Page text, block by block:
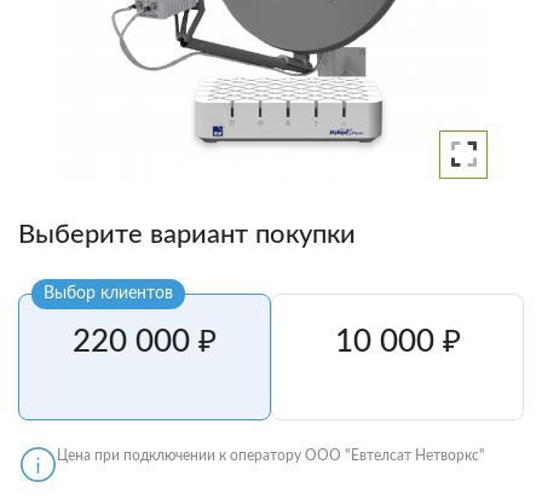
Выберите вариант покупки
Выбор клиентов
220 000 ₽ 10 000 ₽
Цена при подключении к оператору ООО "Евтелсат Нетворкс"